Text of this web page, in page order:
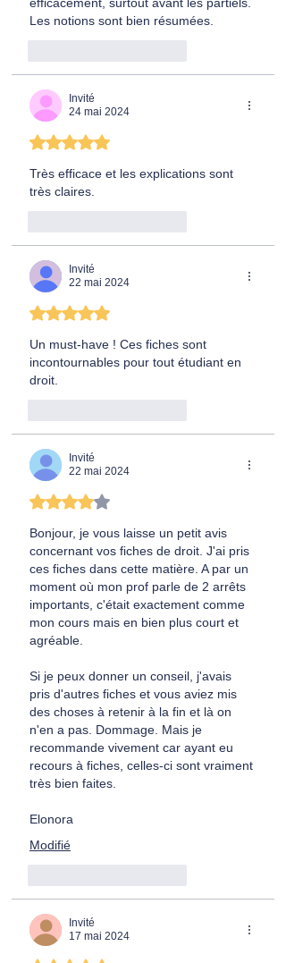
Les notions sont bien résumées.
Invité
24 mai 2024
Noté 5 étoiles sur 5.
Très efficace et les explications sont
très claires.
Invité
22 mai 2024
Noté 5 étoiles sur 5.
Un must-have ! Ces fiches sont
incontournables pour tout étudiant en
droit.
Invité
22 mai 2024
Noté 4 étoiles sur 5.
Bonjour, je vous laisse un petit avis
concernant vos fiches de droit. J'ai pris
ces fiches dans cette matière. A par un
moment où mon prof parle de 2 arrêts
importants, c'était exactement comme
mon cours mais en bien plus court et
agréable.
Si je peux donner un conseil, j'avais
pris d'autres fiches et vous aviez mis
des choses à retenir à la fin et là on
n'en a pas. Dommage. Mais je
recommande vivement car ayant eu
recours à fiches, celles-ci sont vraiment
très bien faites.
Elonora
Modifié
Invité
17 mai 2024